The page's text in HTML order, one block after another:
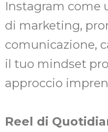
Instagram come
di marketing,
comunicazione,
il tuo mindset
approccio
Reel di